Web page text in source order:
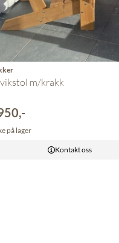
m/krakk
på lager
Kontakt oss